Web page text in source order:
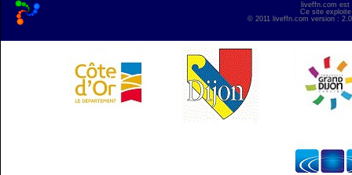
liveffn.com est
Ce site
© 2011 liveffn.com version :